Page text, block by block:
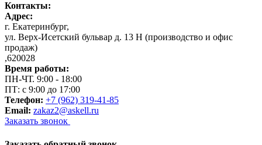
Контакты:
Адрес:
г. Екатеринбург,
ул. Верх-Исетский бульвар д. 13 Н (производство и офис
продаж)
,620028
Время работы:
ПН-ЧТ. 9:00 - 18:00
ПТ: с 9:00 до 17:00
Телефон: +7 (962) 319-41-85
Email: zakaz2@askell.ru
Заказать звонок